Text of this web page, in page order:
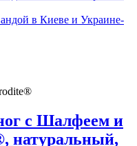
с Шалфеем и
натуральный,